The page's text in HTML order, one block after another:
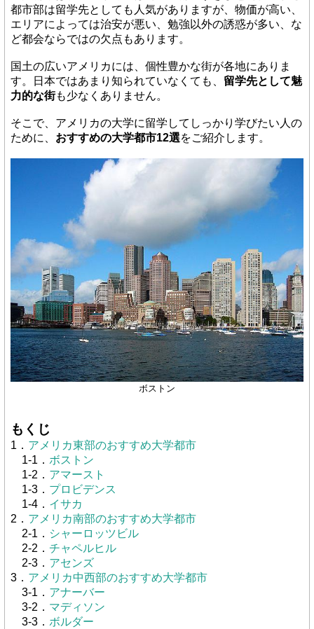
都市部は留学先としても人気がありますが、物価が高い、
エリアによっては治安が悪い、勉強以外の誘惑が多い、な
ど都会ならではの欠点もあります。
国土の広いアメリカには、個性豊かな街が各地にありま
す。日本ではあまり知られていなくても、 留学先として魅
力的な街も少なくありません。
そこで、アメリカの大学に留学してしっかり学びたい人の
ために、 おすすめの大学都市12選をご紹介します。
ボストン
もくじ
1． アメリカ東部のおすすめ大学都市
1-1． ボストン
1-2． アマースト
1-3． プロビデンス
1-4． イサカ
2． アメリカ南部のおすすめ大学都市
2-1． シャーロッツビル
2-2． チャペルヒル
2-3． アセンズ
3． アメリカ中西部のおすすめ大学都市
3-1． アナーバー
3-2． マディソン
3-3． ボルダー